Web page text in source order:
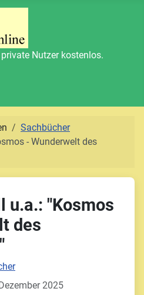
Nutzer kostenlos.
Sachbücher
- Wunderwelt des
u.a.: "Kosmos
des
2025